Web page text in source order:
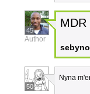
45
Author
MDR
50
Nyna